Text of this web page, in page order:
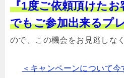
『1度ご依頼頂けたお
でもご参加出来るプ
ので、この機会をお見逃しなく
＜キャンペーンについて